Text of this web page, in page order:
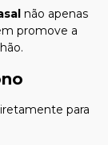
não apenas
promove a
para